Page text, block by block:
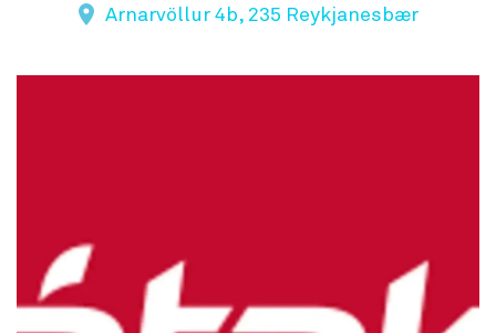
Arnarvöllur 4b, 235 Reykjanesbær